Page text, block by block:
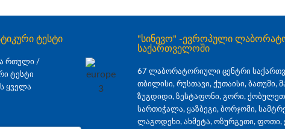
ტესტი
რთული /
ტესტი
ყველა
"სინევო" -ევროპული
საქართველოში
67 ლაბორატორიული ცენტრი
თბილისი, რუსთავი, ქუთაისი, ბათუმი,
ზუგდიდი, ზესტაფონი, გორი,
სართიჭალა, ყაზბეგი, ბორჯომი,
ლაგოდეხი, ახმეტა, ოზურგეთი,